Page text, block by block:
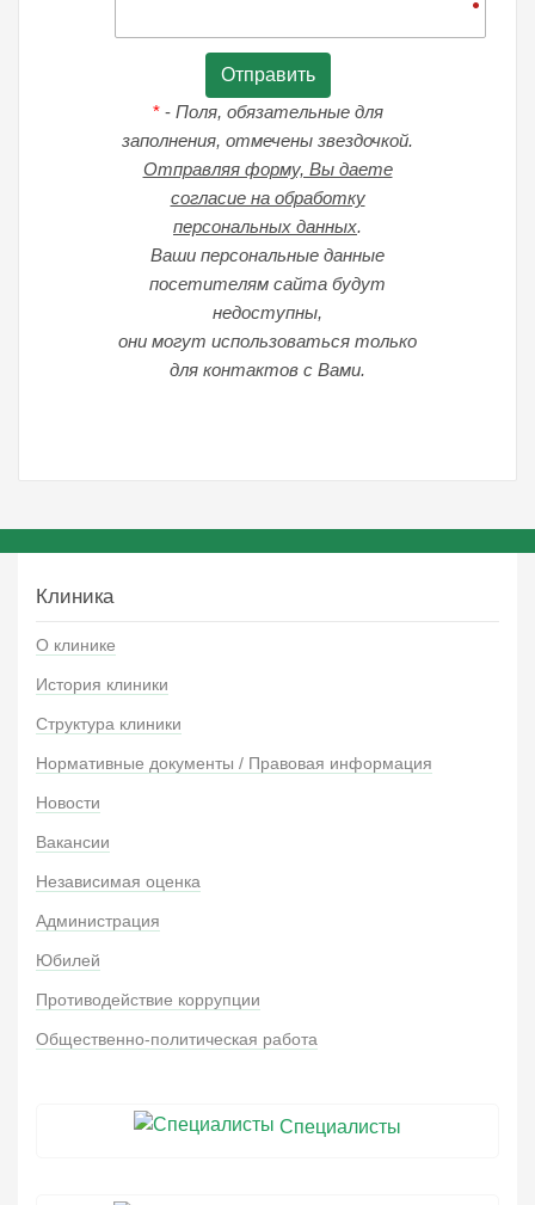
*- Поля, обязательные для
заполнения, отмечены звездочкой.
Отправляя форму, Вы даете
согласие на обработку
персональных данных.
Ваши персональные данные
посетителям сайта будут
недоступны,
они могут использоваться только
для контактов с Вами.
Клиника
О клинике
История клиники
Структура клиники
Нормативные документы / Правовая информация
Новости
Вакансии
Независимая оценка
Администрация
Юбилей
Противодействие коррупции
Общественно-политическая работа
Специалисты